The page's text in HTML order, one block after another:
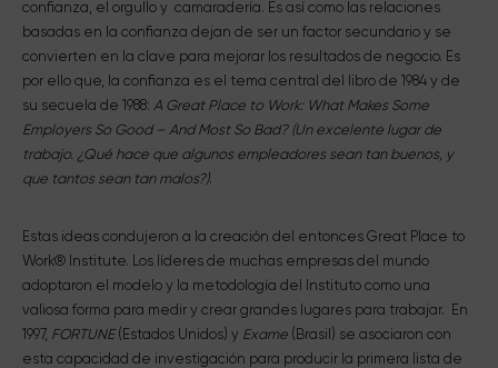
confianza, el orgullo y camaradería. Es así como las relaciones
basadas en la confianza dejan de ser un factor secundario y se
convierten en la clave para mejorar los resultados de negocio. Es
por ello que, la confianza es el tema central del libro de 1984 y de
su secuela de 1988: A Great Place to Work: What Makes Some
Employers So Good – And Most So Bad? (Un excelente lugar de
trabajo. ¿Qué hace que algunos empleadores sean tan buenos, y
que tantos sean tan malos?).
Estas ideas condujeron a la creación del entonces Great Place to
Work® Institute. Los líderes de muchas empresas del mundo
adoptaron el modelo y la metodología del Instituto como una
valiosa forma para medir y crear grandes lugares para trabajar. En
1997, FORTUNE(Estados Unidos) y Exame (Brasil) se asociaron con
esta capacidad de investigación para producir la primera lista de